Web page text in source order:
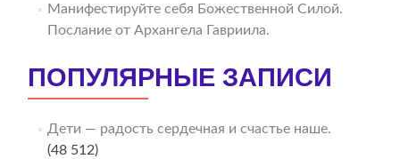
Манифестируйте себя Божественной Силой.
Послание от Архангела Гавриила.
ПОПУЛЯРНЫЕ ЗАПИСИ
Дети — радость сердечная и счастье наше.
(48 512)